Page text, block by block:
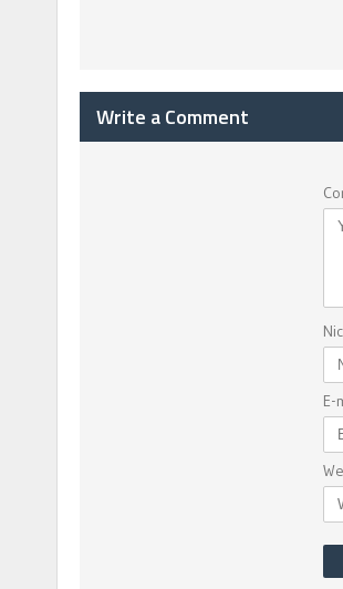
Write a Comment
E-